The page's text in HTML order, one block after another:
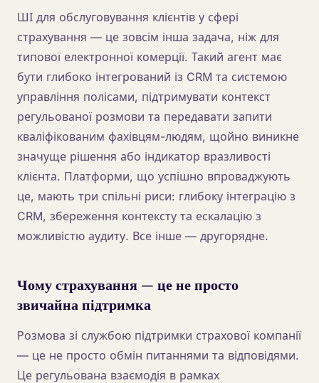
ШІ для обслуговування клієнтів у сфері
страхування — це зовсім інша задача, ніж для
типової електронної комерції. Такий агент має
бути глибоко інтегрований із CRM та системою
управління полісами, підтримувати контекст
регульованої розмови та передавати запити
кваліфікованим фахівцям-людям, щойно виникне
значуще рішення або індикатор вразливості
клієнта. Платформи, що успішно впроваджують
це, мають три спільні риси: глибоку інтеграцію з
CRM, збереження контексту та ескалацію з
можливістю аудиту. Все інше — другорядне.
Чому страхування — це не просто
звичайна підтримка
Розмова зі службою підтримки страхової компанії
— це не просто обмін питаннями та відповідями.
Це регульована взаємодія в рамках